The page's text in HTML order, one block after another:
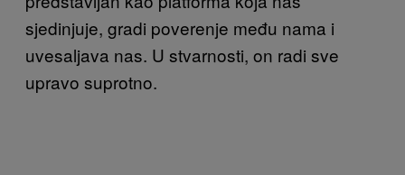
sjedinjuje, gradi poverenje među nama i
uvesaljava nas. U stvarnosti, on radi sve
upravo suprotno.